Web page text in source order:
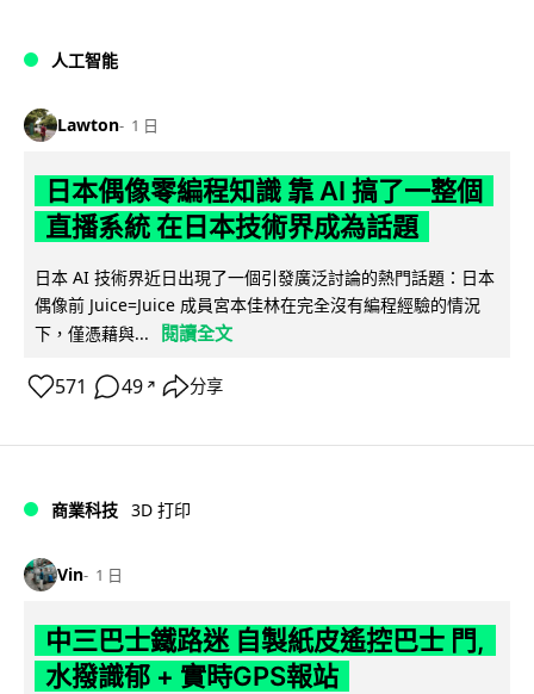
人工智能
Lawton 1 日
日本偶像零編程知識 靠 AI 搞了一整個
直播系統 在日本技術界成為話題
日本 AI 技術界近日出現了一個引發廣泛討論的熱門話題：日本
偶像前 Juice=Juice 成員宮本佳林在完全沒有編程經驗的情況
下，僅憑藉與...
閱讀全文
571 49 ↗ 分享
商業科技 3D 打印
Vin 1 日
中三巴士鐵路迷 自製紙皮遙控巴士 門,
水撥識郁 + 實時GPS報站